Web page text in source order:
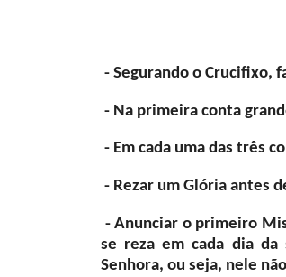
- Segurando o Crucifixo,
- Na primeira conta
- Em cada uma das três
- Rezar um Glória antes
- Anunciar o primeiro
se reza em cada dia da
Senhora, ou seja, nele